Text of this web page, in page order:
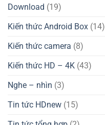
Download (19)
Kiến thức Android Box (14)
Kiến thức camera (8)
Kiến thức HD – 4K (43)
Nghe – nhìn (3)
Tin tức HDnew (15)